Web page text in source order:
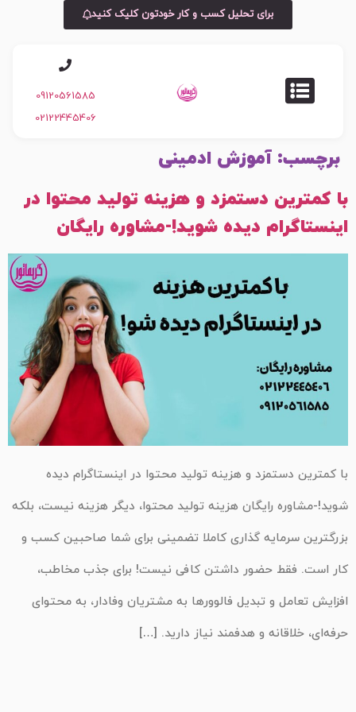
برای تحلیل کسب و کار خودتون کلیک کنید
09120561585
02122445406
برچسب: آموزش ادمینی
با کمترین دستمزد و هزینه تولید محتوا در
اینستاگرام دیده شوید!-مشاوره رایگان
با کمترین دستمزد و هزینه تولید محتوا در اینستاگرام دیده
شوید!-مشاوره رایگان هزینه تولید محتوا، دیگر هزینه نیست، بلکه
بزرگترین سرمایه گذاری کاملا تضمینی برای شما صاحبین کسب و
کار است. فقط حضور داشتن کافی نیست! برای جذب مخاطب،
افزایش تعامل و تبدیل فالوورها به مشتریان وفادار، به محتوای
حرفه‌ای، خلاقانه و هدفمند نیاز دارید. […]